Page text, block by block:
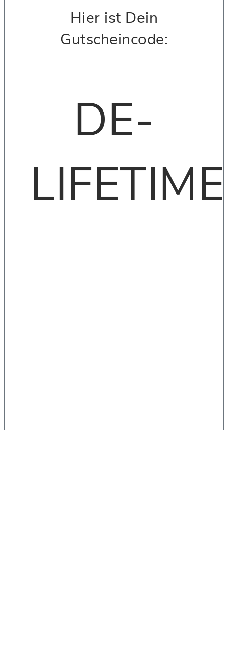
Hier ist Dein
Gutscheincode:
DE-
LIFETIME